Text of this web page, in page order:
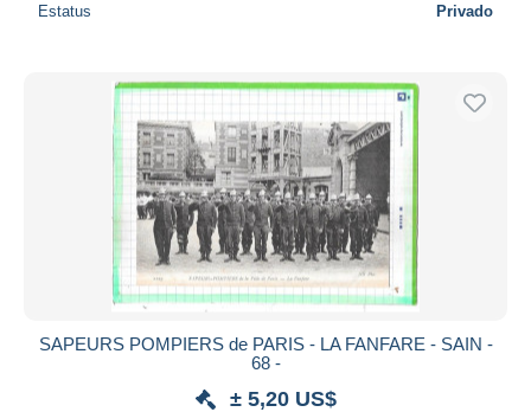
Estatus Privado
SAPEURS POMPIERS de PARIS - LA FANFARE - SAIN -
68 -
± 5,20 US$